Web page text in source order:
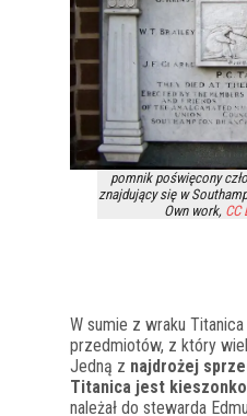
pomnik poświęcony
znajdujący się w
Own work, CC
W sumie z wraku
przedmiotów, z który
Jedną z najdrożej
Titanica jest
należał do stewarda